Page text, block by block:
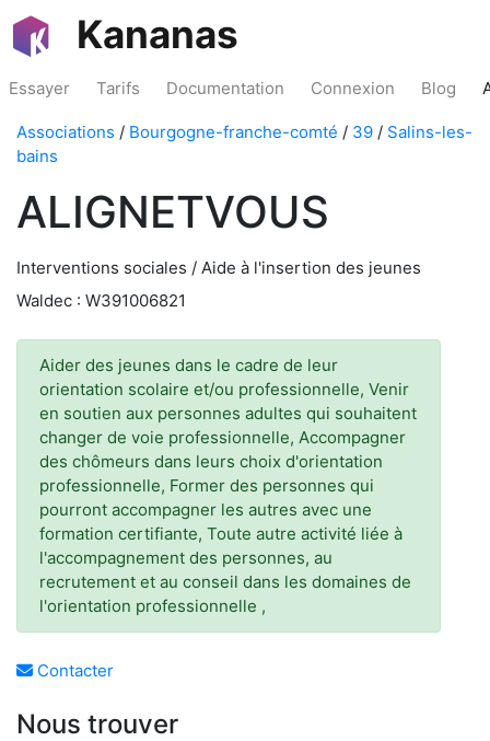
Kananas
Essayer Tarifs Documentation Connexion Blog
Associations / Bourgogne-franche-comté / 39 / Salins-les-
bains
ALIGNETVOUS
Interventions sociales / Aide à l'insertion des jeunes
Waldec : W391006821
Aider des jeunes dans le cadre de leur
orientation scolaire et/ou professionnelle, Venir
en soutien aux personnes adultes qui souhaitent
changer de voie professionnelle, Accompagner
des chômeurs dans leurs choix d'orientation
professionnelle, Former des personnes qui
pourront accompagner les autres avec une
formation certifiante, Toute autre activité liée à
l'accompagnement des personnes, au
recrutement et au conseil dans les domaines de
l'orientation professionnelle ,
Contacter
Nous trouver